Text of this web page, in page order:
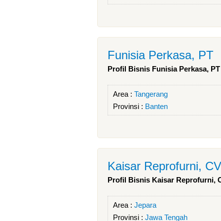
Funisia Perkasa, PT
Profil Bisnis Funisia Perkasa, PT
Area : Tangerang
Provinsi : Banten
Kaisar Reprofurni, CV
Profil Bisnis Kaisar Reprofurni,
Area : Jepara
Provinsi : Jawa Tengah